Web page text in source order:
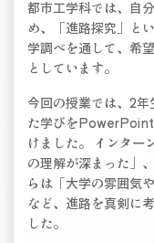
都市工学科では、自
め、「進路探究」と
学調べを通して、希
としています。
今回の授業では、2
た学びをPowerPoint
けました。 インター
の理解が深まった」
らは「大学の雰囲気
など、進路を真剣に
した。